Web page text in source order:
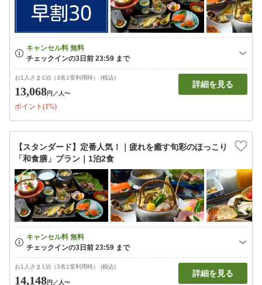
お1人さま1泊（3名1室利用時） (税込)
13,068円 ／人〜
ポイント(1%)
詳細を見る
【スタンダード】定番人気！｜疲れを癒す旬彩のほっこり
「和食膳」プラン｜1泊2食
お1人さま1泊（3名1室利用時） (税込)
14,148円 ／人〜
詳細を見る